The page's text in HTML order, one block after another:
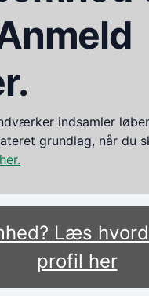
indsamler
grundlag, når du
Læs
profil her